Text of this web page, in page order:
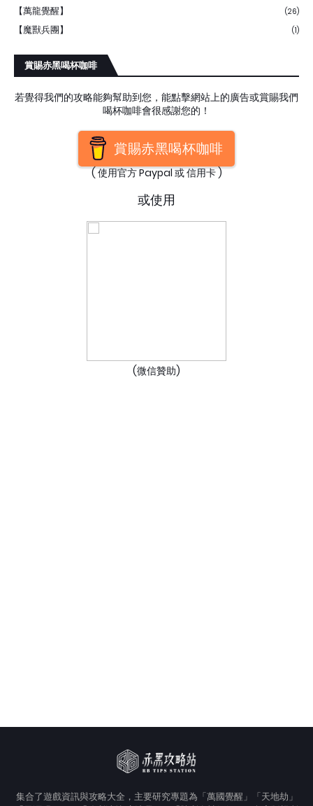
【萬龍覺醒】 (26)
【魔獸兵團】 (1)
賞賜赤黑喝杯咖啡
若覺得我們的攻略能夠幫助到您，能點擊網站上的廣告或賞賜我們
喝杯咖啡會很感謝您的！
賞賜赤黑喝杯咖啡
( 使用官方 Paypal 或 信用卡 )
或使用
(微信贊助)
集合了遊戲資訊與攻略大全，主要研究專題為「萬國覺醒」「天地劫」